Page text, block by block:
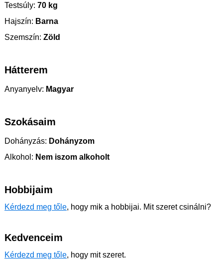
Testsúly: 70 kg
Hajszín: Barna
Szemszín: Zöld
Hátterem
Anyanyelv: Magyar
Szokásaim
Dohányzás: Dohányzom
Alkohol: Nem iszom alkoholt
Hobbijaim
Kérdezd meg tőle, hogy mik a hobbijai. Mit szeret csinálni?
Kedvenceim
Kérdezd meg tőle, hogy mit szeret.